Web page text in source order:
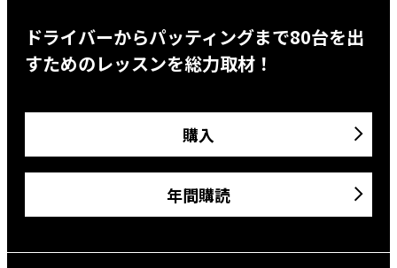
ドライバーからパッティングまで80台を出
すためのレッスンを総力取材！
購入
年間購読